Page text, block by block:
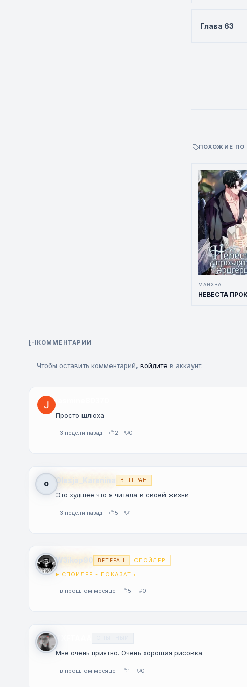
Глава 63
ПОХОЖИЕ
МАНХВА
КОММЕНТАРИИ
Чтобы оставить комментарий, войдите в аккаунт.
Просто шлюха
3 недели назад 2 0
O Olesja_Karenina ВЕТЕРАН
Это худшее что я читала в своей жизни
3 недели назад 5 1
W3ikop90 ВЕТЕРАН
СПОЙЛЕР
СПОЙЛЕР - ПОКАЗАТЬ
в прошлом месяце 5 0
TXFTAAA
Мне очень приятно. Очень хорошая рисовка
в прошлом месяце 1 0